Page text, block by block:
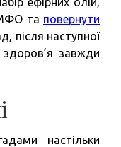
та повернути
після наступної
завжди
настільки